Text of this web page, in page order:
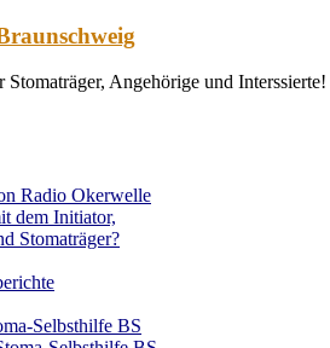
Angehörige und Interssierte!
Radio Okerwelle
dem Initiator,
Stomaträger?
Selbsthilfe BS